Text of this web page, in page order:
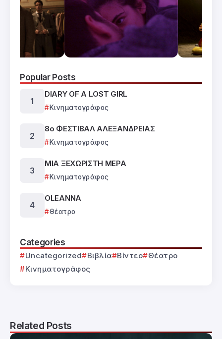
Popular Posts
DIARY OF A LOST GIRL
Κινηματογράφος
8ο ΦΕΣΤΙΒΑΛ ΑΛΕΞΑΝΔΡΕΙΑΣ
Κινηματογράφος
ΜΙΑ ΞΕΧΩΡΙΣΤΗ ΜΕΡΑ
Κινηματογράφος
OLEANNA
Θέατρο
Categories
Uncategorized Βιβλία Βίντεο
Θέατρο
Κινηματογράφος
Related Posts